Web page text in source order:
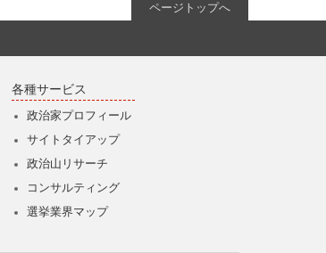
ページトップへ
各種サービス
政治家プロフィール
サイトタイアップ
政治山リサーチ
コンサルティング
選挙業界マップ